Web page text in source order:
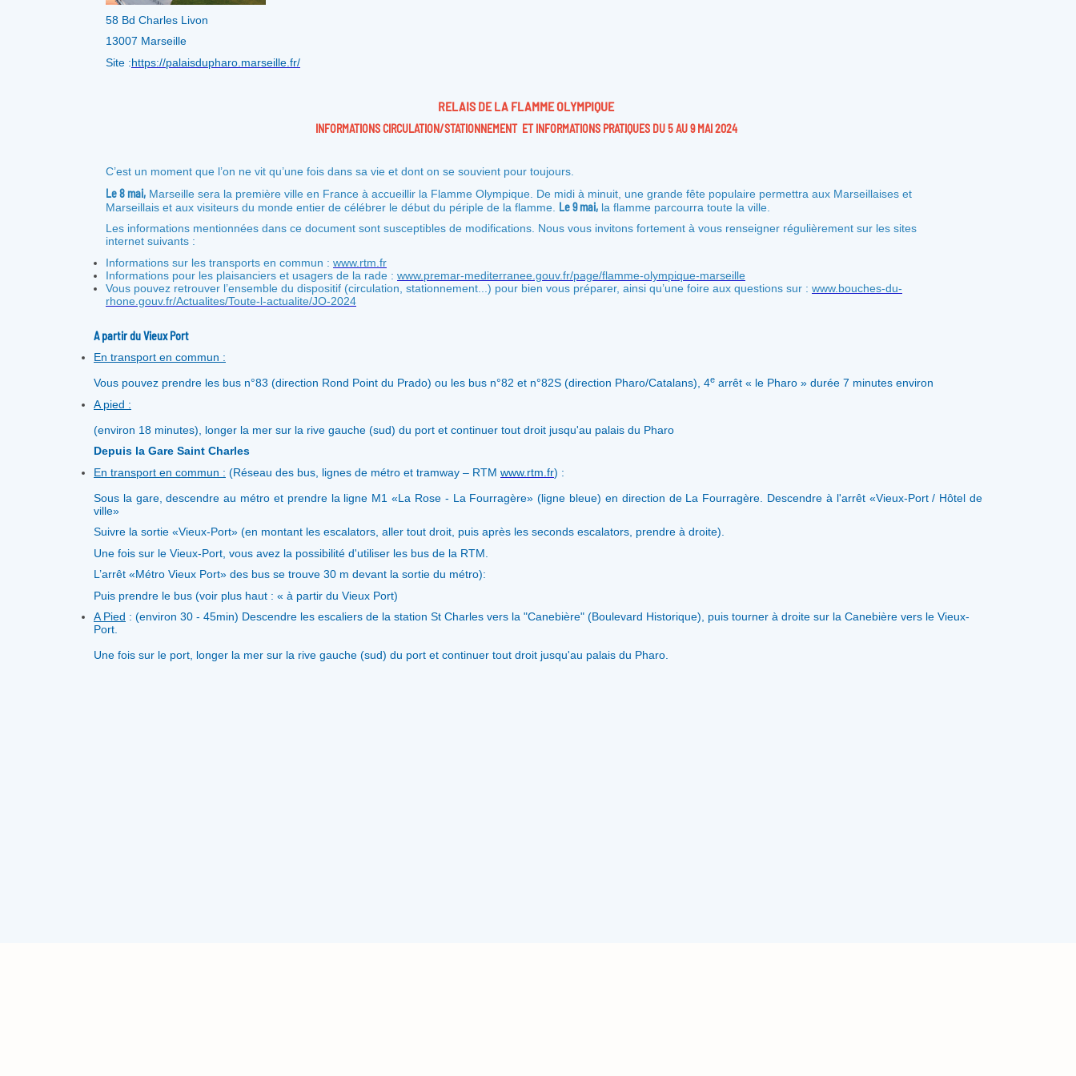
58 Bd Charles Livon
13007 Marseille
Site :https://palaisdupharo.marseille.fr/
RELAIS DE LA FLAMME OLYMPIQUE
INFORMATIONS CIRCULATION/STATIONNEMENT ET INFORMATIONS PRATIQUES DU 5 AU 9 MAI 2024
C’est un moment que l’on ne vit qu’une fois dans sa vie et dont on se souvient pour toujours.
Le 8 mai, Marseille sera la première ville en France à accueillir la Flamme Olympique. De midi à minuit, une grande fête populaire permettra aux Marseillaises et
Marseillais et aux visiteurs du monde entier de célébrer le début du périple de la flamme. Le 9 mai, la flamme parcourra toute la ville.
Les informations mentionnées dans ce document sont susceptibles de modifications. Nous vous invitons fortement à vous renseigner régulièrement sur les sites
internet suivants :
Informations sur les transports en commun : www.rtm.fr
Informations pour les plaisanciers et usagers de la rade : www.premar-mediterranee.gouv.fr/page/flamme-olympique-marseille
Vous pouvez retrouver l’ensemble du dispositif (circulation, stationnement...) pour bien vous préparer, ainsi qu’une foire aux questions sur : www.bouches-du-
rhone.gouv.fr/Actualites/Toute-l-actualite/JO-2024
A partir du Vieux Port
En transport en commun :
Vous pouvez prendre les bus n°83 (direction Rond Point du Prado) ou les bus n°82 et n°82S (direction Pharo/Catalans), 4e arrêt « le Pharo » durée 7 minutes environ
A pied :
(environ 18 minutes), longer la mer sur la rive gauche (sud) du port et continuer tout droit jusqu'au palais du Pharo
Depuis la Gare Saint Charles
En transport en commun : (Réseau des bus, lignes de métro et tramway – RTM www.rtm.fr) :
Sous la gare, descendre au métro et prendre la ligne M1 «La Rose - La Fourragère» (ligne bleue) en direction de La Fourragère. Descendre à l'arrêt «Vieux-Port / Hôtel de
ville»
Suivre la sortie «Vieux-Port» (en montant les escalators, aller tout droit, puis après les seconds escalators, prendre à droite).
Une fois sur le Vieux-Port, vous avez la possibilité d'utiliser les bus de la RTM.
L’arrêt «Métro Vieux Port» des bus se trouve 30 m devant la sortie du métro):
Puis prendre le bus (voir plus haut : « à partir du Vieux Port)
A Pied : (environ 30 - 45min) Descendre les es­caliers de la station St Charles vers la "Canebière" (Boulevard Historique), puis tourner à droite sur la Canebière vers le Vieux-
Port.
Une fois sur le port, longer la mer sur la rive gauche (sud) du port et continuer tout droit jusqu'au palais du Pharo.